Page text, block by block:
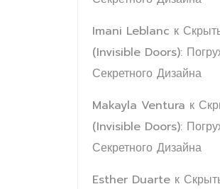
Imani Leblanc к
(Invisible Doors):
Секретного Дизайна
Makayla Ventura к
(Invisible Doors):
Секретного Дизайна
Esther Duarte к